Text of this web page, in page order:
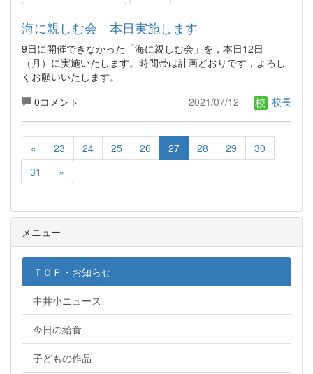
海に親しむ会 本日実施します
9日に開催できなかった「海に親しむ会」を，本日12日
（月）に実施いたします。時間帯は計画どおりです，よろし
くお願いいたします。
0コメント
2021/07/12 校長
« 23 24 25 26 27 28 29
30
31
»
メニュー
ＴＯＰ・お知らせ
中井小ニュース
今日の給食
子どもの作品